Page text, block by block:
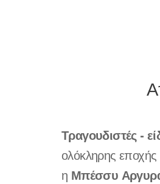
Τραγουδιστές -
ολόκληρης
η Μπέσσυ